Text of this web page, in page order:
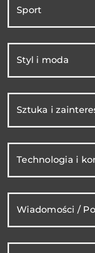
Sport
Styl i moda
Sztuka i
Technologia i
Wiadomości /